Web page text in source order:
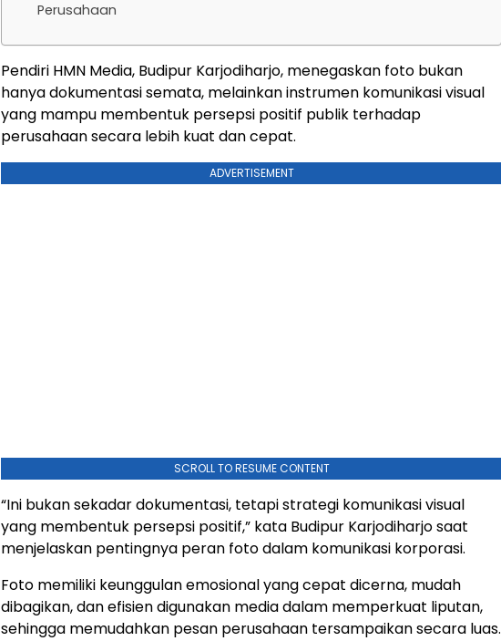
Perusahaan
Pendiri HMN Media, Budipur Karjodiharjo, menegaskan foto bukan
hanya dokumentasi semata, melainkan instrumen komunikasi visual
yang mampu membentuk persepsi positif publik terhadap
perusahaan secara lebih kuat dan cepat.
ADVERTISEMENT
SCROLL TO RESUME CONTENT
“Ini bukan sekadar dokumentasi, tetapi strategi komunikasi visual
yang membentuk persepsi positif,” kata Budipur Karjodiharjo saat
menjelaskan pentingnya peran foto dalam komunikasi korporasi.
Foto memiliki keunggulan emosional yang cepat dicerna, mudah
dibagikan, dan efisien digunakan media dalam memperkuat liputan,
sehingga memudahkan pesan perusahaan tersampaikan secara luas.